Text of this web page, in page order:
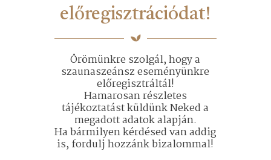
előregisztrációdat!
Örömünkre szolgál, hogy a
szaunaszeánsz eseményünkre
előregisztráltál!
Hamarosan részletes
tájékoztatást küldünk Neked a
megadott adatok alapján.
Ha bármilyen kérdésed van addig
is, fordulj hozzánk bizalommal!